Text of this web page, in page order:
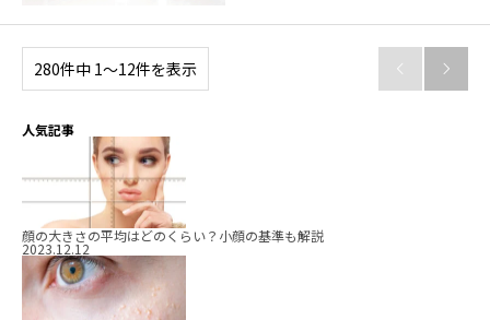
280件中 1〜12件を表示  
人気記事
顔の大きさの平均はどのくらい？小顔の基準も解説
2023.12.12